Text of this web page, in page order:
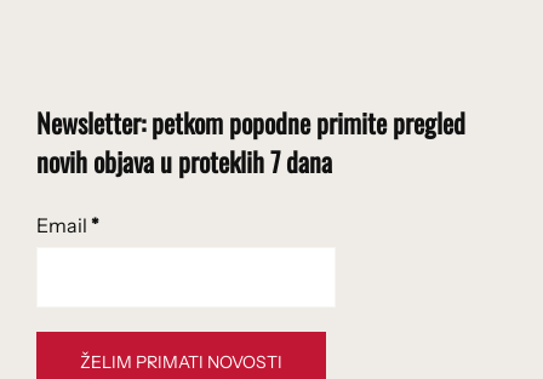
Newsletter: petkom popodne primite pregled
novih objava u proteklih 7 dana
Email *